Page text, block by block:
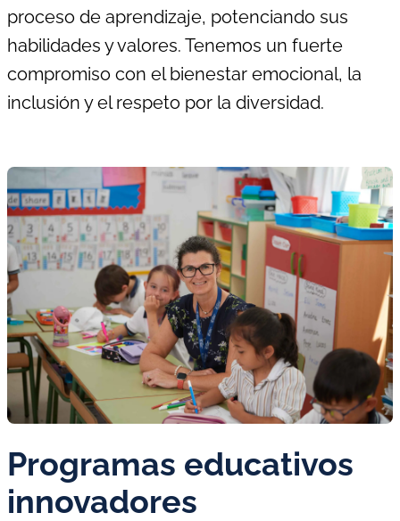
proceso de aprendizaje, potenciando sus
habilidades y valores. Tenemos un fuerte
compromiso con el bienestar emocional, la
inclusión y el respeto por la diversidad.
Programas educativos
innovadores